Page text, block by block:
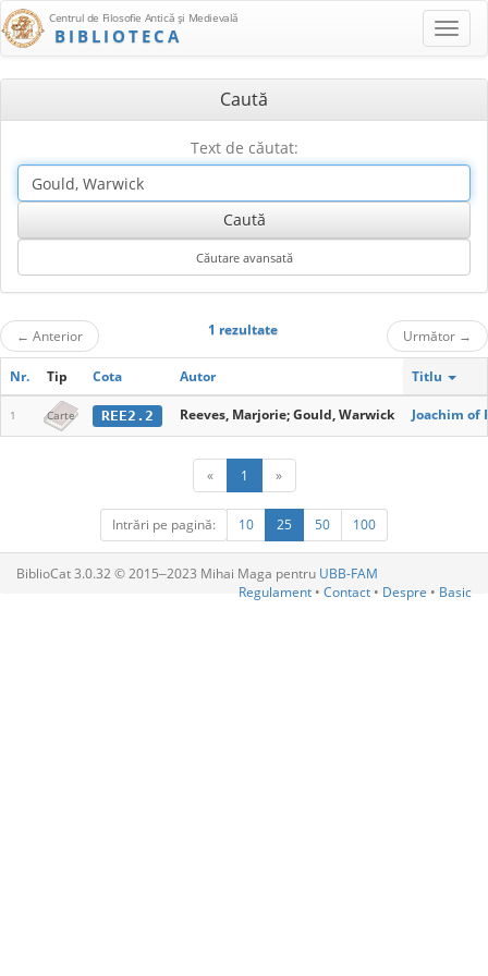
Centrul de Filosofie Antică şi Medievală
BIBLIOTECA
Caută
Text de căutat:
← Anterior 1 rezultate Următor →
Nr. Tip Cota Autor Titlu
1 Carte REE2.2 Reeves, Marjorie; Gould, Warwick Joachim
« 1 »
Intrări pe pagină: 10 25 50 100
BiblioCat 3.0.32 © 2015‒2023 Mihai Maga pentru UBB-FAM
Regulament • Contact • Despre • Basic